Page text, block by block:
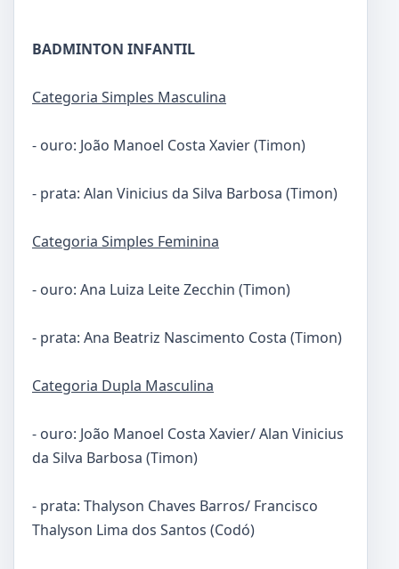
BADMINTON INFANTIL
Categoria Simples Masculina
- ouro: João Manoel Costa Xavier (Timon)
- prata: Alan Vinicius da Silva Barbosa (Timon)
Categoria Simples Feminina
- ouro: Ana Luiza Leite Zecchin (Timon)
- prata: Ana Beatriz Nascimento Costa (Timon)
Categoria Dupla Masculina
- ouro: João Manoel Costa Xavier/ Alan Vinicius
da Silva Barbosa (Timon)
- prata: Thalyson Chaves Barros/ Francisco
Thalyson Lima dos Santos (Codó)